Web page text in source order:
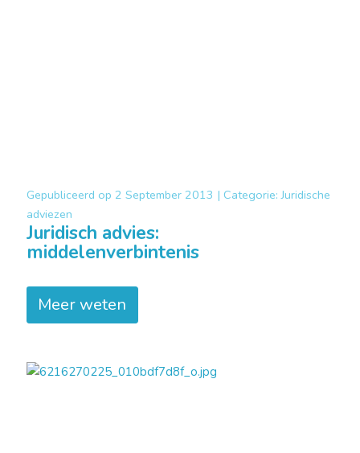
Gepubliceerd op 2 September 2013 | Categorie:Juridische
adviezen
Juridisch advies:
middelenverbintenis
Meer weten